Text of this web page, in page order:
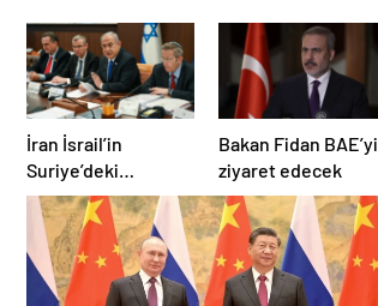
İran İsrail’in
Suriye’deki
saldırılarını kınadı
Bakan Fidan BAE’yi
ziyaret edecek